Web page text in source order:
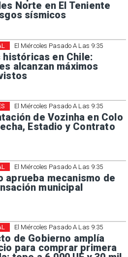
Norte en El Teniente
sísmicos
El Miércoles Pasado A Las 9:35
históricas en Chile:
alcanzan máximos
El Miércoles Pasado A Las 9:35
de Vozinha en Colo
Estadio y Contrato
El Miércoles Pasado A Las 9:35
aprueba mecanismo de
municipal
El Miércoles Pasado A Las 9:35
de Gobierno amplía
para comprar primera